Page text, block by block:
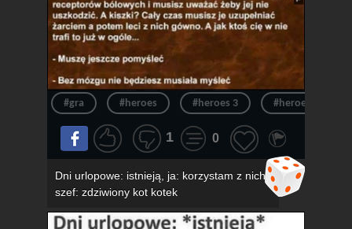
#gra #heroes #heroes 3 #heroes of
1 0
Dni urlopowe: istnieją, ja: korzystam z nich,
szef: zdziwiony kot kotek